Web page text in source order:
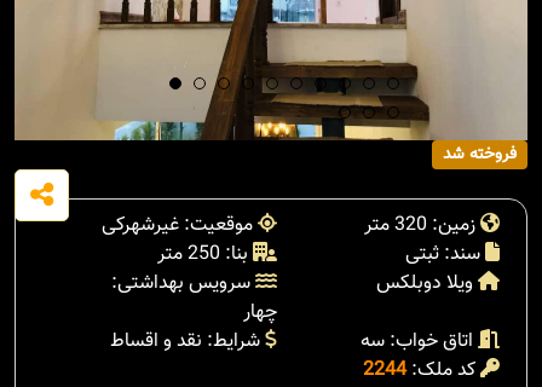
فروخته شد
زمین: 320 متر
موقعیت: غیرشهرکی
سند: ثبتی
بنا: 250 متر
ویلا دوبلکس
سرویس بهداشتی:
چهار
اتاق خواب: سه
شرایط: نقد و اقساط
کد ملک:2244